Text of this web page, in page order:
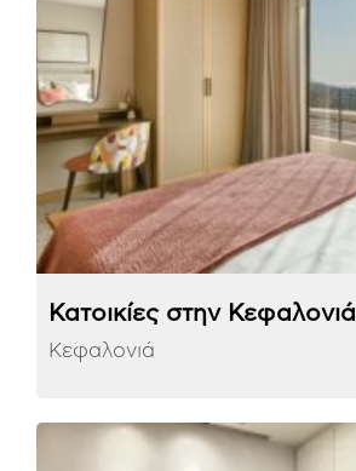
Κατοικίες στην Κεφαλονιά
Κεφαλονιά